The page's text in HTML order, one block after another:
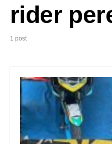
rider
1 post